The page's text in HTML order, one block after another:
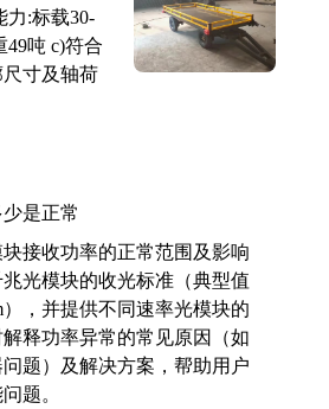
力:标载30-
49吨 c)符合
寸及轴荷
是正常
接收功率的正常范围及影响
光模块的收光标准（典型值
），并提供不同速率光模块的
释功率异常的常见原因（如
题）及解决方案，帮助用户
题。